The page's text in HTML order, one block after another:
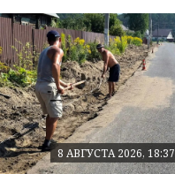
8 АВГУСТА 2026, 18:37